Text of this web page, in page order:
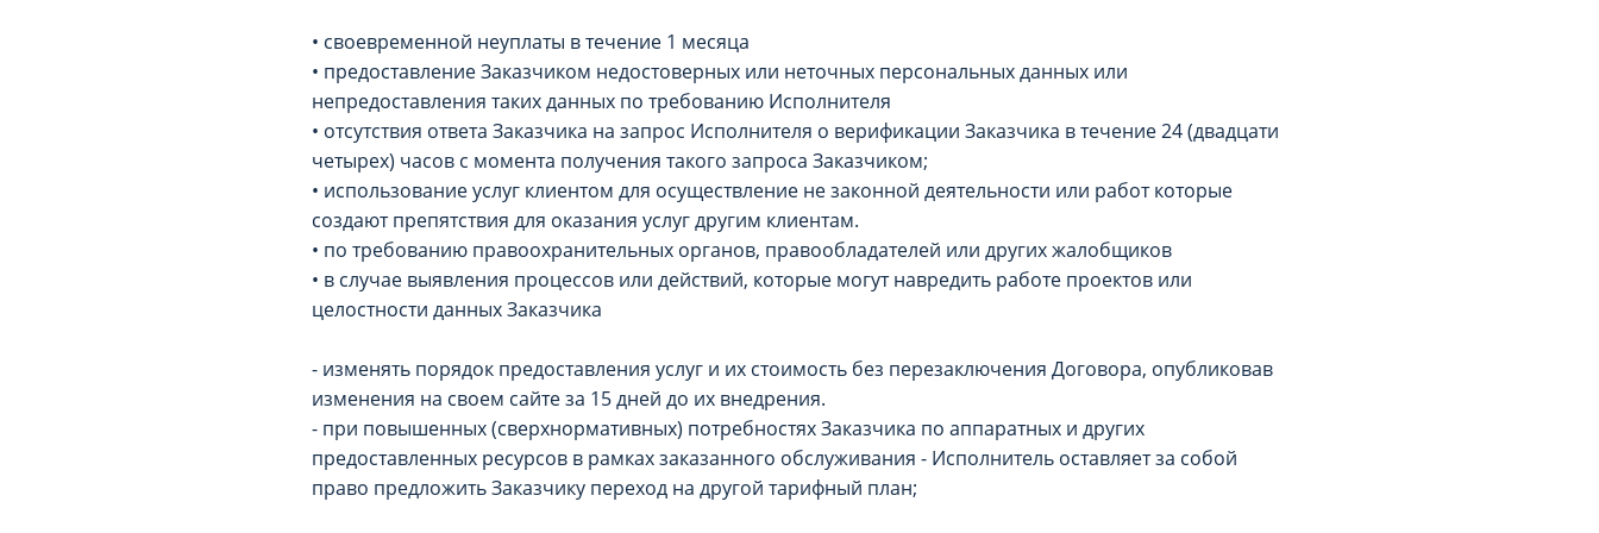
• своевременной неуплаты в течение 1 месяца
• предоставление Заказчиком недостоверных или неточных персональных данных или
непредоставления таких данных по требованию Исполнителя
• отсутствия ответа Заказчика на запрос Исполнителя о верификации Заказчика в течение 24 (двадцати
четырех) часов с момента получения такого запроса Заказчиком;
• использование услуг клиентом для осуществление не законной деятельности или работ которые
создают препятствия для оказания услуг другим клиентам.
• по требованию правоохранительных органов, правообладателей или других жалобщиков
• в случае выявления процессов или действий, которые могут навредить работе проектов или
целостности данных Заказчика
- изменять порядок предоставления услуг и их стоимость без перезаключения Договора, опубликовав
изменения на своем сайте за 15 дней до их внедрения.
- при повышенных (сверхнормативных) потребностях Заказчика по аппаратных и других
предоставленных ресурсов в рамках заказанного обслуживания - Исполнитель оставляет за собой
право предложить Заказчику переход на другой тарифный план;